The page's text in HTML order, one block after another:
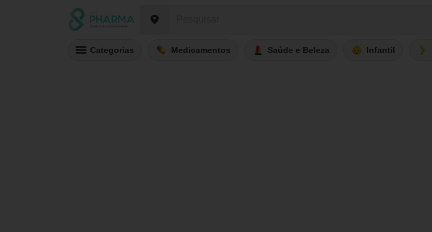
Categorias Medicamentos Saúde e Beleza Infantil